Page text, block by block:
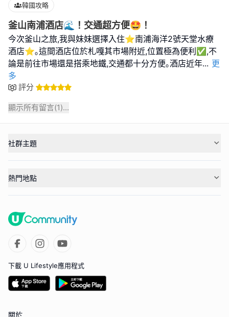
韓國攻略
釜山南浦酒店🌊！交通超方便🤩！
今次釜山之旅,我與妹妹選擇入住⭐️南浦海洋2號天堂水療
酒店⭐️｡這間酒店位於札嘎其市場附近,位置極為便利✅,不
論是前往市場還是搭乘地鐵,交通都十分方便｡酒店近年... 更
多
評分
顯示所有留言(1)...
社群主題
熱門地點
下載 U Lifestyle應用程式
關於